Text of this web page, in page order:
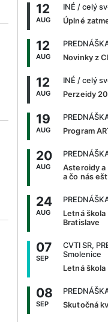
12
AUG
INÉ / celý
Úplné
12
AUG
Novinky z
12
AUG
INÉ / celý
Perzeidy
19
AUG
Program
20
AUG
Asteroidy a
a čo nás
24
AUG
Letná
Bratislave
07
SEP
CVTI SR,
Smolenice
Letná
08
SEP
Skutočná